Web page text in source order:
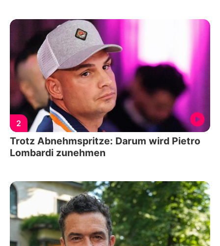
2
Trotz Abnehmspritze: Darum wird Pietro
Lombardi zunehmen